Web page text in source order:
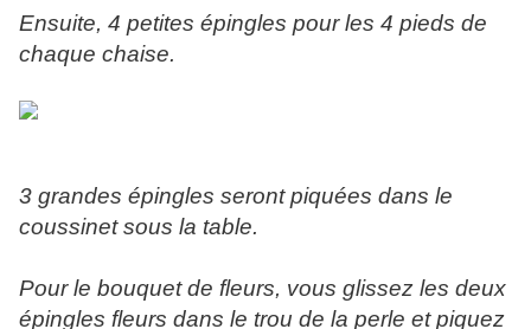
Ensuite, 4 petites épingles pour les 4 pieds de
chaque chaise.
3 grandes épingles seront piquées dans le
coussinet sous la table.
Pour le bouquet de fleurs, vous glissez les deux
épingles fleurs dans le trou de la perle et piquez